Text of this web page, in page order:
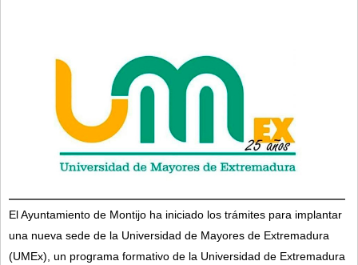
El Ayuntamiento de Montijo ha iniciado los trámites para implantar
una nueva sede de la Universidad de Mayores de Extremadura
(UMEx), un programa formativo de la Universidad de Extremadura